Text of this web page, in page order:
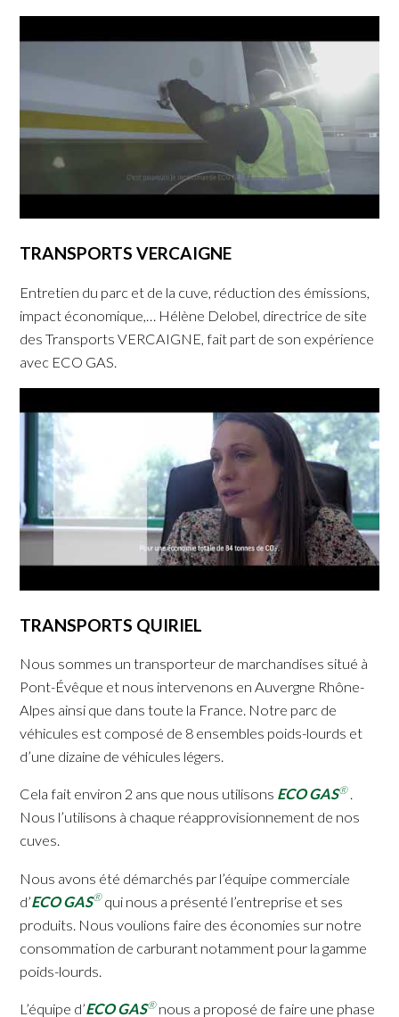
TRANSPORTS VERCAIGNE
Entretien du parc et de la cuve, réduction des émissions,
impact économique,… Hélène Delobel, directrice de site
des Transports VERCAIGNE, fait part de son expérience
avec ECO GAS.
TRANSPORTS QUIRIEL
Nous sommes un transporteur de marchandises situé à
Pont-Évêque et nous intervenons en Auvergne Rhône-
Alpes ainsi que dans toute la France. Notre parc de
véhicules est composé de 8 ensembles poids-lourds et
d’une dizaine de véhicules légers.
Cela fait environ 2 ans que nous utilisons ECO GAS®.
Nous l’utilisons à chaque réapprovisionnement de nos
cuves.
Nous avons été démarchés par l’équipe commerciale
d’ECO GAS®qui nous a présenté l’entreprise et ses
produits. Nous voulions faire des économies sur notre
consommation de carburant notamment pour la gamme
poids-lourds.
L’équipe d’ECO GAS®nous a proposé de faire une phase